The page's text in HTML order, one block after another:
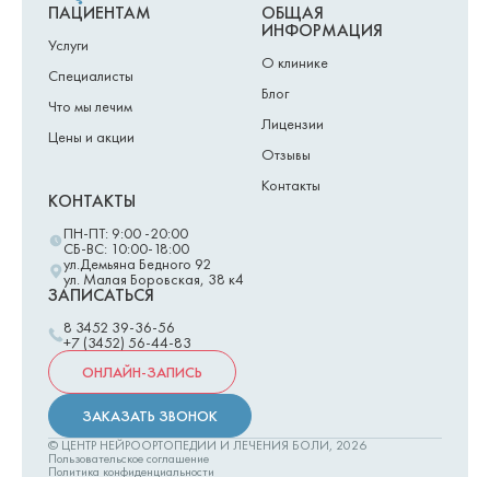
ПАЦИЕНТАМ
Услуги
Специалисты
Что мы лечим
Цены и акции
ОБЩАЯ
ИНФОРМАЦИЯ
О клинике
Блог
Лицензии
Отзывы
Контакты
КОНТАКТЫ
ПН-ПТ: 9:00 -20:00
СБ-ВС: 10:00-18:00
ул.Демьяна Бедного 92
ул. Малая Боровская, 38 к4
ЗАПИСАТЬСЯ
8 3452 39-36-56
+7 (3452) 56-44-83
ОНЛАЙН-ЗАПИСЬ
ЗАКАЗАТЬ ЗВОНОК
© ЦЕНТР НЕЙРООРТОПЕДИИ И ЛЕЧЕНИЯ БОЛИ, 2026
Пользовательское соглашение
Политика конфиденциальности